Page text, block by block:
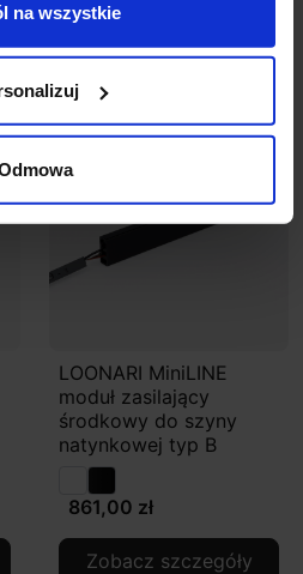
na wszystkie
LOONARI MiniLINE
moduł zasilający
środkowy do szyny
natynkowej typ B
861,00 zł
Zobacz szczegóły